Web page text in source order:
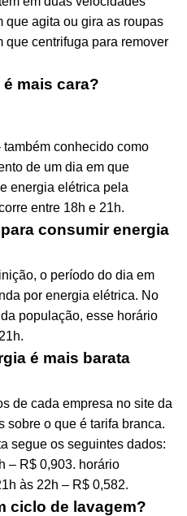
que agita ou gira as roupas
que centrifuga para remover
mais cara?
conhecido como
de um dia em que
energia elétrica pela
entre 18h e 21h.
consumir energia
o período do dia em
por energia elétrica. No
população, esse horário
é mais barata
de cada empresa no site da
sobre o que é tarifa branca.
segue os seguintes dados:
– R$ 0,903. horário
às 22h – R$ 0,582.
ciclo de lavagem?